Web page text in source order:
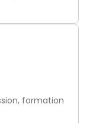
formation